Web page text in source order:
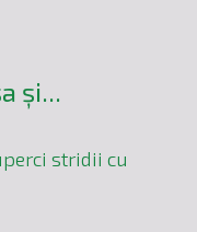
și...
stridii cu